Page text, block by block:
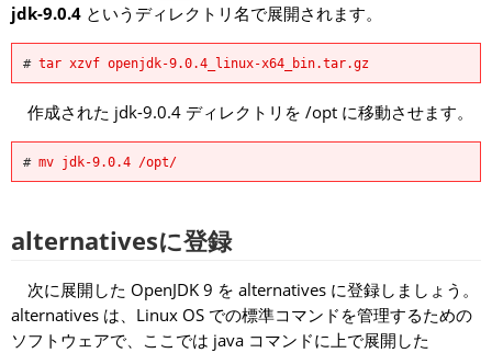
jdk-9.0.4 というディレクトリ名で展開されます。
# tar xzvf openjdk-9.0.4_linux-x64_bin.tar.gz
作成された jdk-9.0.4 ディレクトリを /opt に移動させます。
# mv jdk-9.0.4 /opt/
alternativesに登録
次に展開した OpenJDK 9 を alternatives に登録しましょう。
alternatives は、Linux OS での標準コマンドを管理するための
ソフトウェアで、ここでは java コマンドに上で展開した